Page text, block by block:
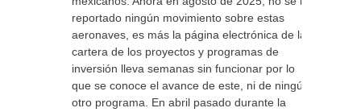
reportado ningún movimiento sobre estas
aeronaves, es más la página electrónica de la
cartera de los proyectos y programas de
inversión lleva semanas sin funcionar por lo
que se conoce el avance de este, ni de ningún
otro programa. En abril pasado durante la